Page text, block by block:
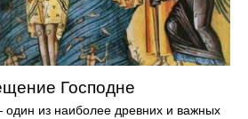
Господне
из наиболее древних и важных